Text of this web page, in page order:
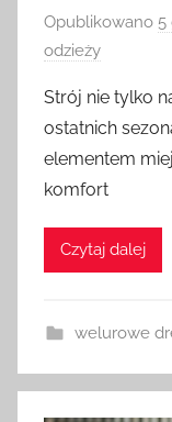
Opublikowano 5
odzieży
Strój nie tylko
ostatnich
elementem
komfort
Czytaj dalej
welurowe